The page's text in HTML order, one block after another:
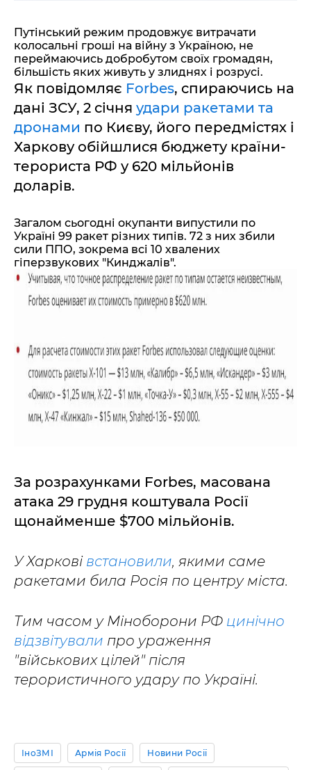
Путінський режим продовжує витрачати
колосальні гроші на війну з Україною, не
переймаючись добробутом своїх громадян,
більшість яких живуть у злиднях і розрусі.
Як повідомляє Forbes, спираючись на
дані ЗСУ, 2 січня удари ракетами та
дронами по Києву, його передмістях і
Харкову обійшлися бюджету країни-
терориста РФ у 620 мільйонів
доларів.
Загалом сьогодні окупанти випустили по
Україні 99 ракет різних типів. 72 з них збили
сили ППО, зокрема всі 10 хвалених
гіперзвукових "Кинджалів".
За розрахунками Forbes, масована
атака 29 грудня коштувала Росії
щонайменше $700 мільйонів.
У Харкові встановили, якими саме
ракетами била Росія по центру міста.
Тим часом у Міноборони РФ цинічно
відзвітували про ураження
"військових цілей" після
терористичного удару по Україні.
ІноЗМІ Армія Росії Новини Росії